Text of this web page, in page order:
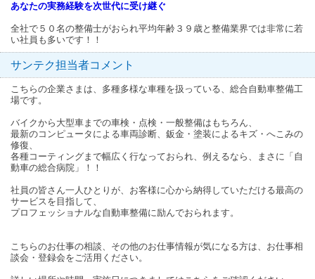
あなたの実務経験を次世代に受け継ぐ
全社で５０名の整備士がおられ平均年齢３９歳と整備業界では非常に若
い社員も多いです！！
サンテク担当者コメント
こちらの企業さまは、多種多様な車種を扱っている、総合自動車整備工
場です。
バイクから大型車までの車検・点検・一般整備はもちろん、
最新のコンピュータによる車両診断、鈑金・塗装によるキズ・へこみの
修復、
各種コーティングまで幅広く行なっておられ、例えるなら、まさに「自
動車の総合病院」！！
社員の皆さん一人ひとりが、お客様に心から納得していただける最高の
サービスを目指して、
プロフェッショナルな自動車整備に励んでおられます。
こちらのお仕事の相談、その他のお仕事情報が気になる方は、お仕事相
談会・登録会をご活用ください。